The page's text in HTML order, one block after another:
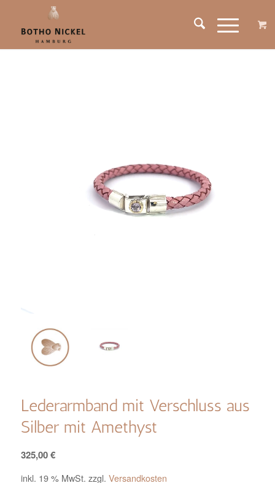
Lederarmband mit Verschluss aus
Silber mit Amethyst
325,00€
inkl. 19 % MwSt. zzgl. Versandkosten